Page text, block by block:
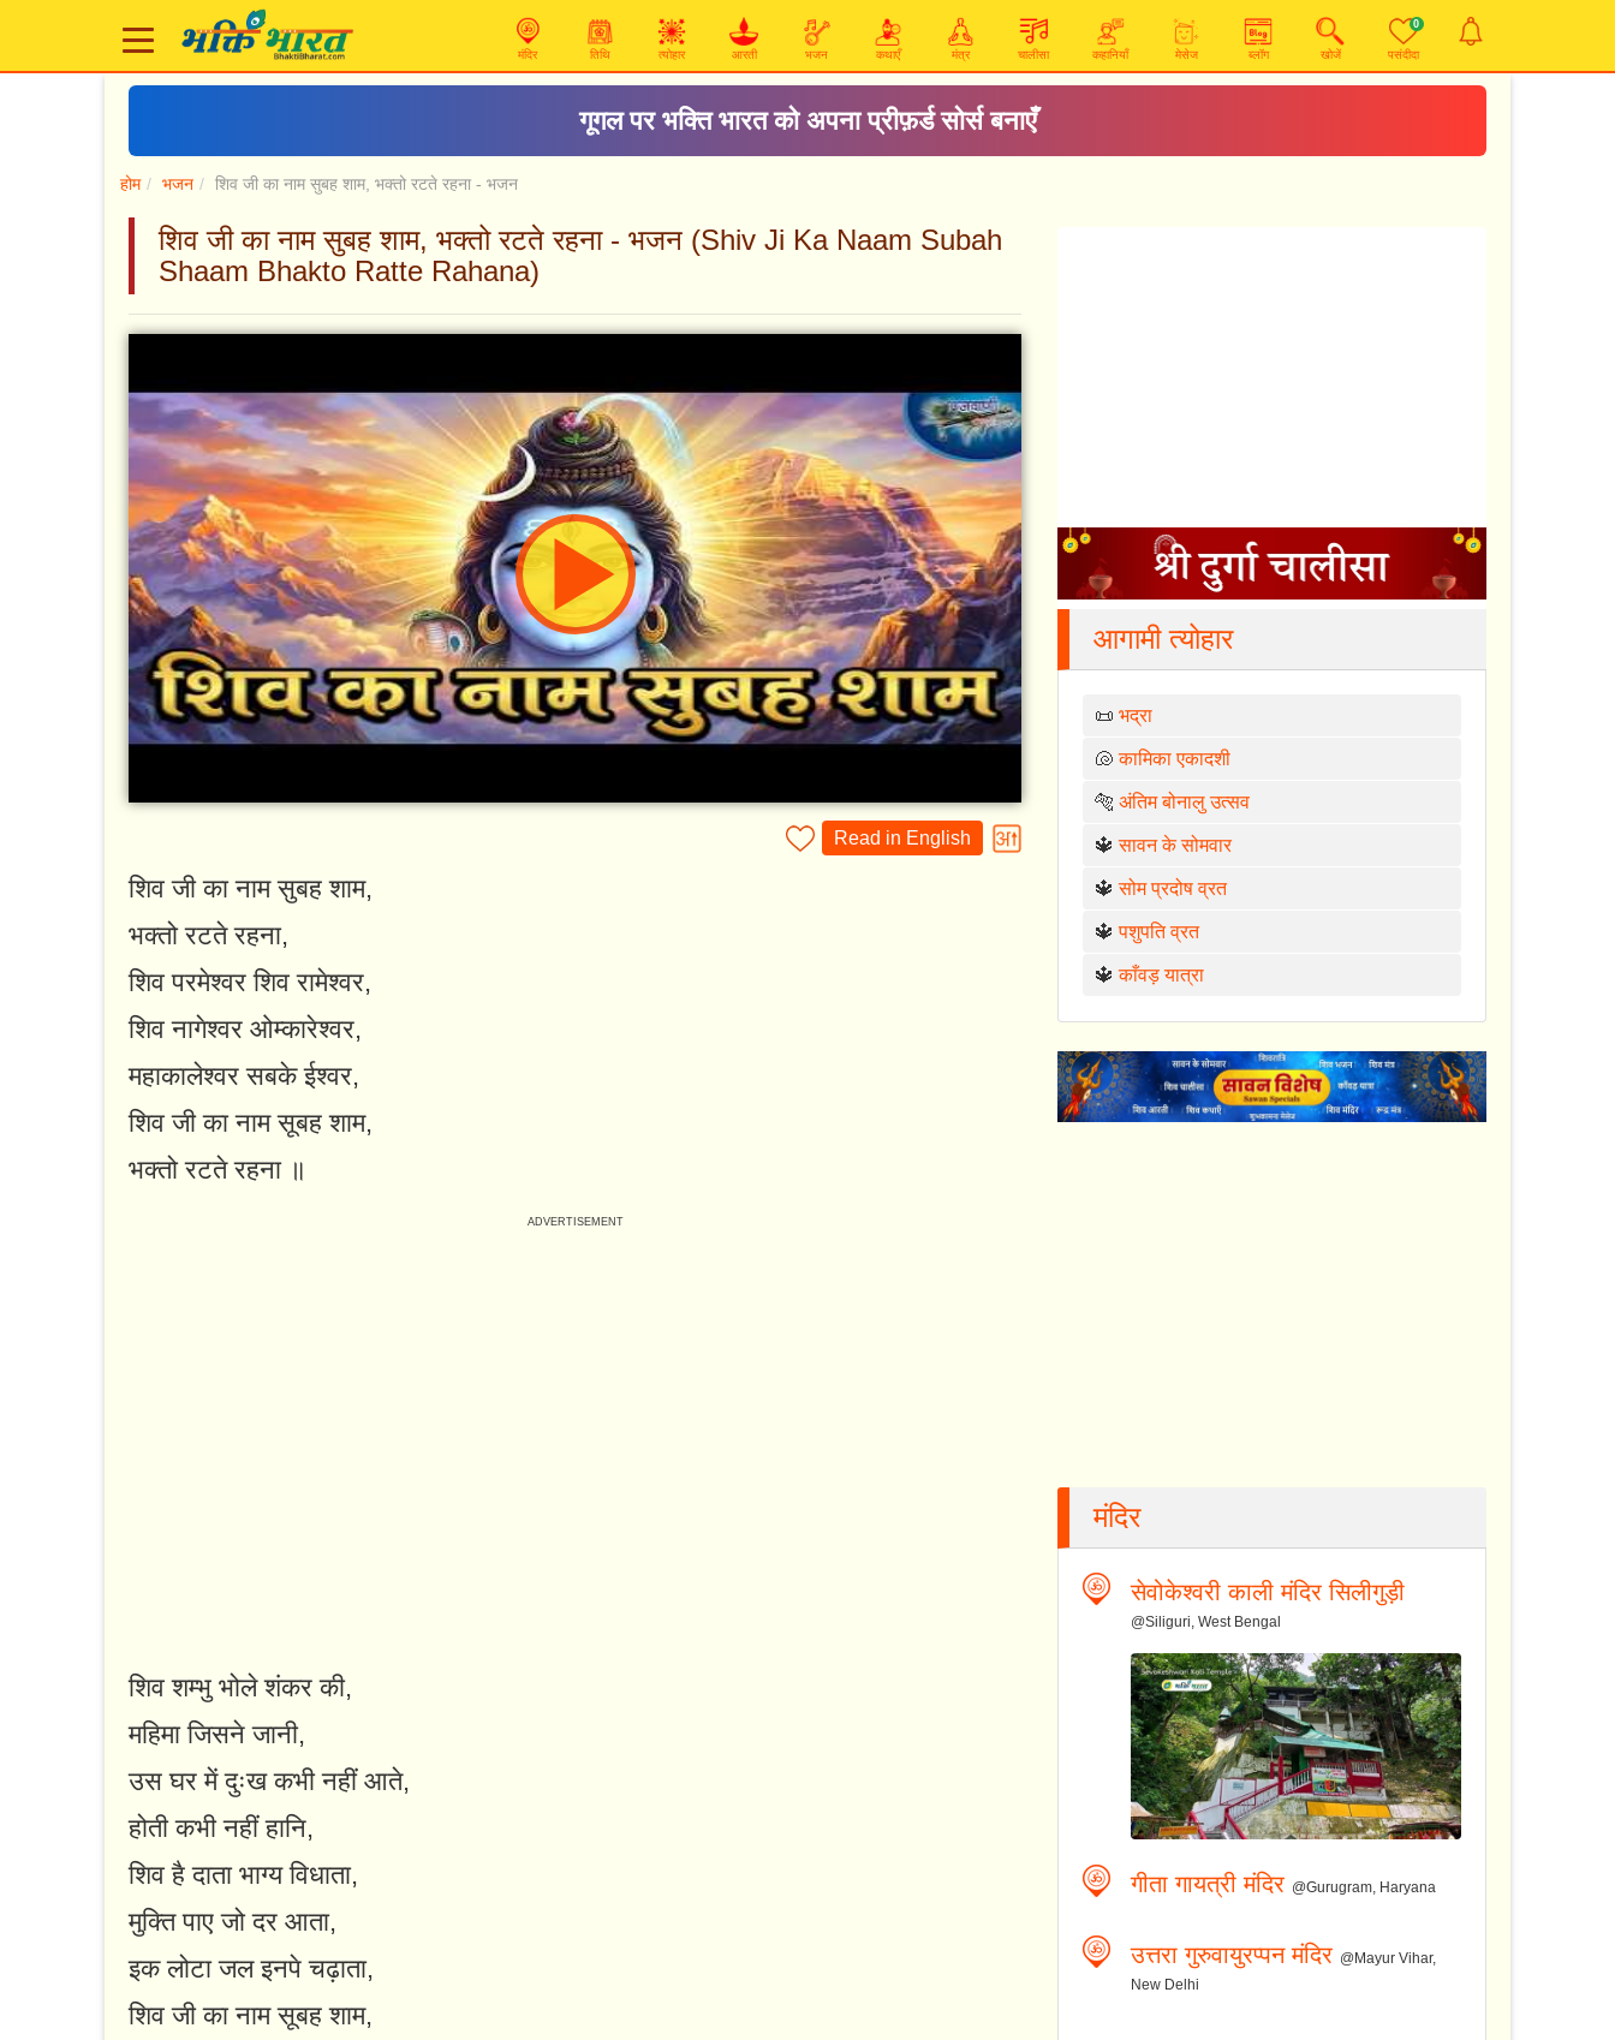
मंदिर तिथि त्योहार आरती भजन कथाएँ मंत्र चालीसा कहानियाँ मेसेज ब्लॉग खोजें
0
पसंदीदा
गूगल पर भक्ति भारत को अपना प्रीफ़र्ड सोर्स बनाएँ
होम भजन शिव जी का नाम सुबह शाम, भक्तो रटते रहना - भजन
शिव जी का नाम सुबह शाम, भक्तो रटते रहना - भजन (Shiv Ji Ka Naam Subah
Shaam Bhakto Ratte Rahana)
Read in English
शिव जी का नाम सुबह शाम,
भक्तो रटते रहना,
शिव परमेश्वर शिव रामेश्वर,
शिव नागेश्वर ओम्कारेश्वर,
महाकालेश्वर सबके ईश्वर,
शिव जी का नाम सूबह शाम,
भक्तो रटते रहना ॥
शिव शम्भु भोले शंकर की,
महिमा जिसने जानी,
उस घर में दुःख कभी नहीं आते,
होती कभी नहीं हानि,
शिव है दाता भाग्य विधाता,
मुक्ति पाए जो दर आता,
इक लोटा जल इनपे चढ़ाता,
शिव जी का नाम सूबह शाम,
आगामी त्योहार
📜भद्रा
🐚कामिका एकादशी
🐅अंतिम बोनालु उत्सव
🔱सावन के सोमवार
🔱सोम प्रदोष व्रत
🔱पशुपति व्रत
🔱काँवड़ यात्रा
मंदिर
सेवोकेश्वरी काली मंदिर सिलीगुड़ी
@Siliguri, West Bengal
गीता गायत्री मंदिर @Gurugram, Haryana
उत्तरा गुरुवायुरप्पन मंदिर @Mayur Vihar,
New Delhi